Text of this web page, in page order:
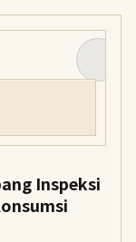
Inspeksi